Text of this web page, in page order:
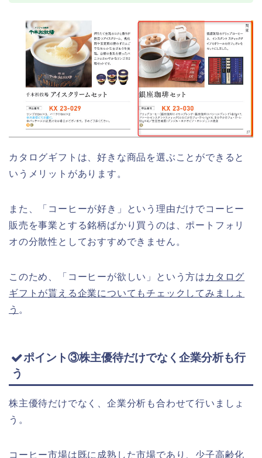
カタログギフトは、好きな商品を選ぶことができると
いうメリットがあります。
また、「コーヒーが好き」という理由だけでコーヒー
販売を事業とする銘柄ばかり買うのは、ポートフォリ
オの分散性としておすすめできません。
このため、「コーヒーが欲しい」という方は カタログ
ギフトが貰える企業についてもチェックしてみましょ
う 。
ポイント③株主優待だけでなく企業分析も行
う
株主優待だけでなく、企業分析も合わせて行いましょ
う。
コーヒー市場は既に成熟した市場であり、少子高齢化